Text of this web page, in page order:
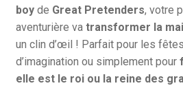
boyde Great Pretenders, votre
aventurière va transformer la
un clin d’œil ! Parfait pour les
d’imagination ou simplement pour
elle est le roi ou la reine des